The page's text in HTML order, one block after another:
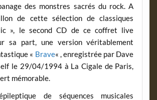
des monstres sacrés du rock. A
de cette sélection de classiques
», le second CD de ce coffret live
sa part, une version véritablement
« Brave« , enregistrée par Dave
le 29/04/1994 à La Cigale de Paris,
mémorable.
de séquences musicales